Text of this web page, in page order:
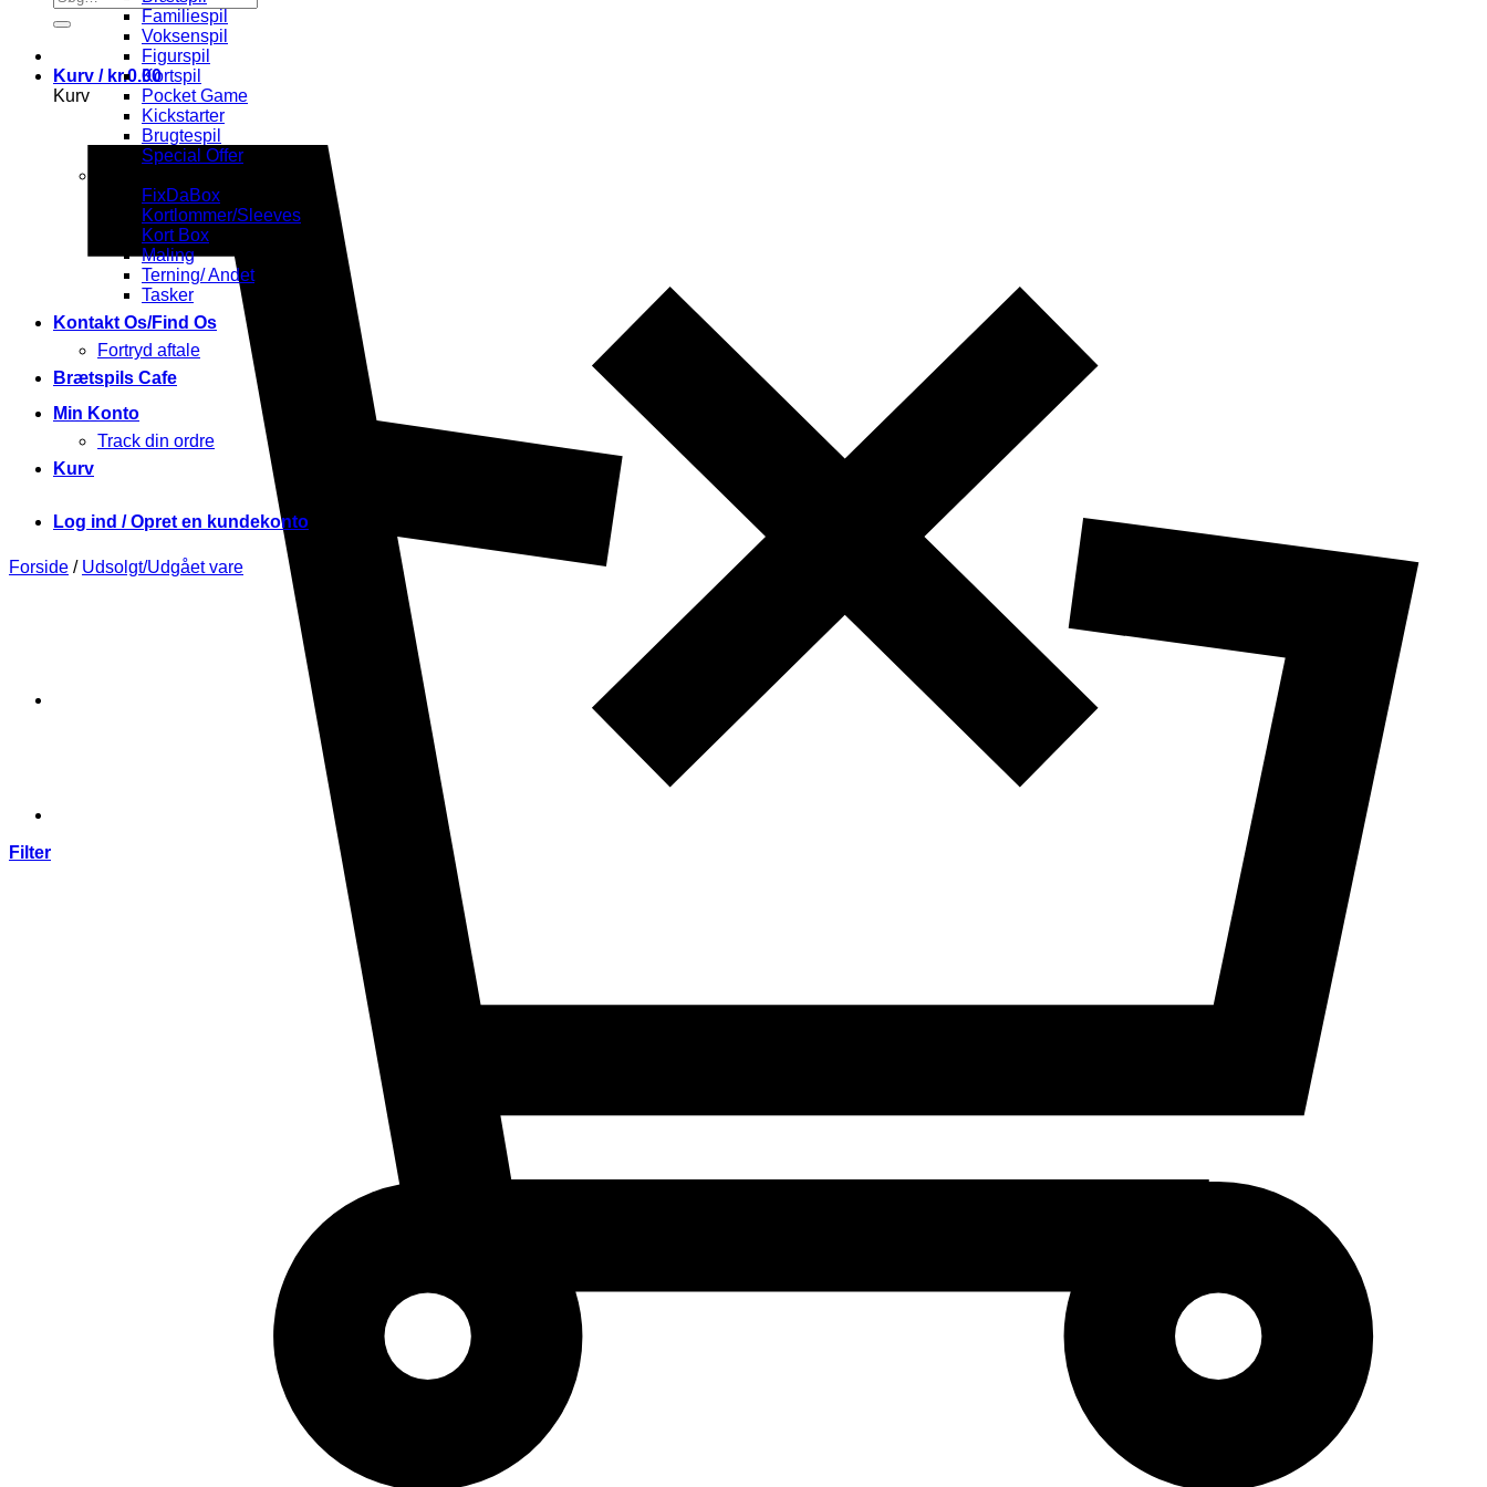
efter:
Kurv / kr.0.00
Kurv
Familiespil
Voksenspil
Figurspil
Kortspil
Pocket Game
Kickstarter
Brugtespil
Special Offer
FixDaBox
Kortlommer/Sleeves
Kort Box
Maling
Terning/ Andet
Tasker
Kontakt Os/Find Os
Fortryd aftale
Brætspils Cafe
Min Konto
Track din ordre
Kurv
Log ind / Opret en kundekonto
Forside / Udsolgt/Udgået vare
Filter